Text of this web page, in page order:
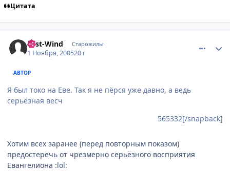
Цитата
East-Wind Старожилы
1 Ноября, 200520 г
АВТОР
Я был токо на Еве. Так я не пёрся уже давно, а ведь
серьёзная весч
565332[/snapback]
Хотим всех заранее (перед повторным показом)
предостеречь от чрезмерно серьёзного восприятия
Евангелиона :lol: